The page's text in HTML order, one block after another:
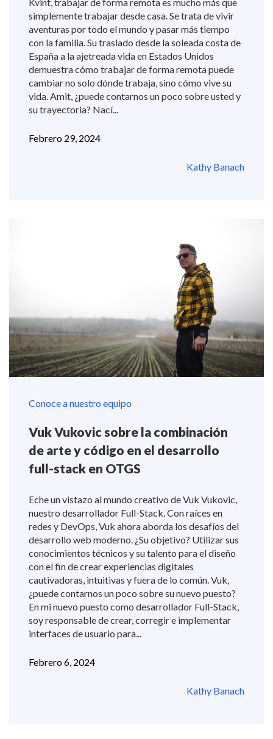
simplemente trabajar desde casa. Se trata de vivir
aventuras por todo el mundo y pasar más tiempo
con la familia. Su traslado desde la soleada costa de
España a la ajetreada vida en Estados Unidos
demuestra cómo trabajar de forma remota puede
cambiar no solo dónde trabaja, sino cómo vive su
vida. Amit, ¿puede contarnos un poco sobre usted y
su trayectoria? Nací...
Febrero 29, 2024
Kathy Banach
Conoce a nuestro equipo
Vuk Vukovic sobre la combinación
de arte y código en el desarrollo
full-stack en OTGS
Eche un vistazo al mundo creativo de Vuk Vukovic,
nuestro desarrollador Full-Stack. Con raíces en
redes y DevOps, Vuk ahora aborda los desafíos del
desarrollo web moderno. ¿Su objetivo? Utilizar sus
conocimientos técnicos y su talento para el diseño
con el fin de crear experiencias digitales
cautivadoras, intuitivas y fuera de lo común. Vuk,
¿puede contarnos un poco sobre su nuevo puesto?
En mi nuevo puesto como desarrollador Full-Stack,
soy responsable de crear, corregir e implementar
interfaces de usuario para...
Febrero 6, 2024
Kathy Banach